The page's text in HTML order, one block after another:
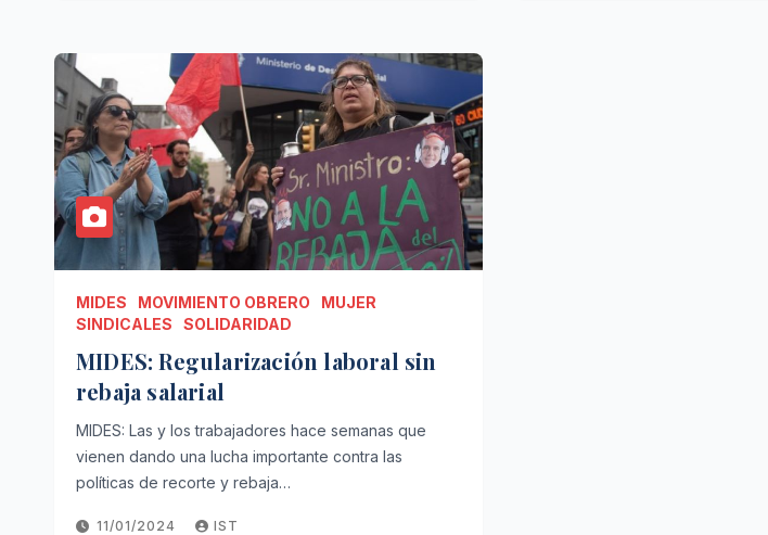
MIDES MOVIMIENTO OBRERO
MUJER
SINDICALES
SOLIDARIDAD
MIDES: Regularización laboral sin
rebaja salarial
MIDES: Las y los trabajadores hace semanas que
vienen dando una lucha importante contra las
políticas de recorte y rebaja…
11/01/2024 IST